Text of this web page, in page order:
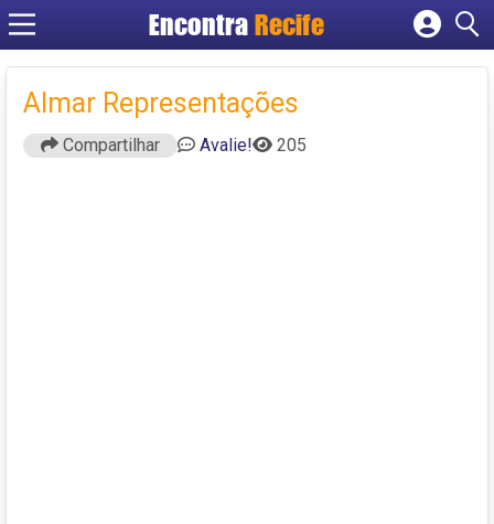
Encontra Recife
Cadastrar empresa
Fazer login
Criar conta
Almar Representações
Compartilhar Avalie! 205